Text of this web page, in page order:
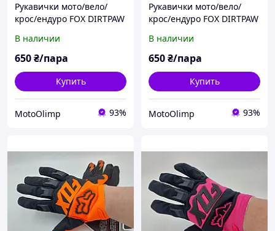
Рукавички мото/вело/
крос/ендуро FOX DIRTPAW
синім р.М JC-27
В наличии
650₴/пара
Купить
MotoOlimp 93%
Рукавички мото/вело/
крос/ендуро FOX DIRTPAW
синім р.XL JC-27
В наличии
650₴/пара
Купить
MotoOlimp 93%